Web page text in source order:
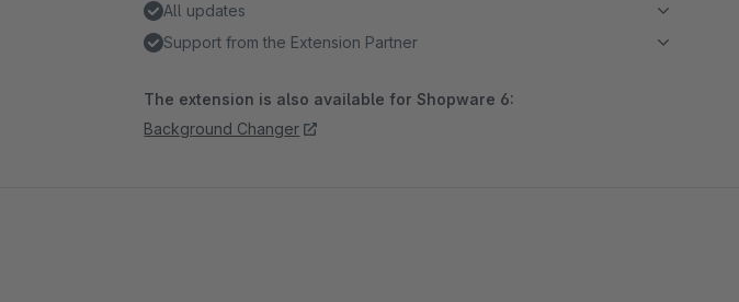
All updates
Support from the Extension Partner
The extension is also available for Shopware 6:
Background Changer